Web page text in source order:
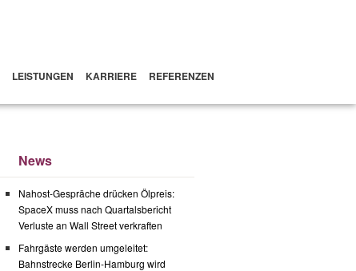
LEISTUNGEN KARRIERE REFERENZEN
News
Nahost-Gespräche drücken Ölpreis:
SpaceX muss nach Quartalsbericht
Verluste an Wall Street verkraften
Fahrgäste werden umgeleitet:
Bahnstrecke Berlin-Hamburg wird